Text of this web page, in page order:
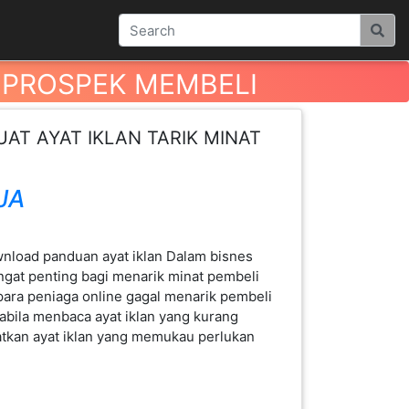
MEMBELI
AYAT IKLAN TARIK MINAT
panduan ayat iklan Dalam bisnes
penting bagi menarik minat pembeli
peniaga online gagal menarik pembeli
menbaca ayat iklan yang kurang
ayat iklan yang memukau perlukan